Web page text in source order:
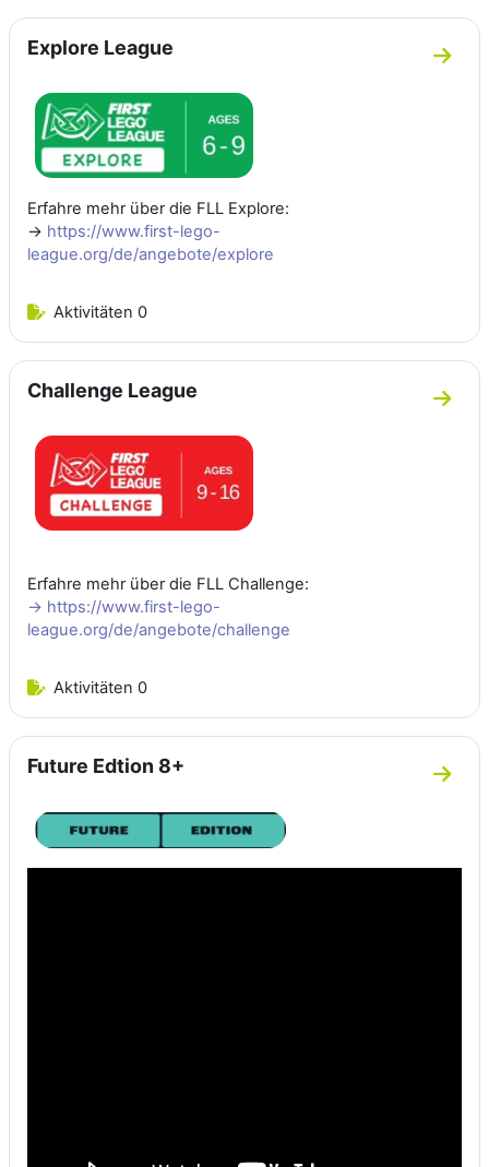
Explore League
Zum
Erfahre mehr über die FLL Explore:
→ https://www.first-lego-
league.org/de/angebote/explore
Aktivitäten 0
Challenge League
Zum
Erfahre mehr über die FLL Challenge:
-> https://www.first-lego-
league.org/de/angebote/challenge
Aktivitäten 0
Future Edtion 8+
Zum